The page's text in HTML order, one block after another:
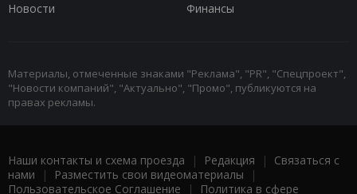
Новости
Финансы
Материалы, отмеченные знаками "Реклама", "PR", "Спецпроект",
"Новости компаний", "Актуально", "Промо", публикуются на
правах рекламы.
Наши контакты и схема проезда | Редакция | Связаться с
нами | Разместить свои видеоматериалы |
Пользовательское Соглашение | Политика в сфере